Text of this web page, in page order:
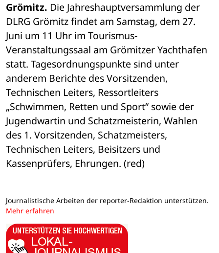
Grömitz. Die Jahreshauptversammlung der
DLRG Grömitz findet am Samstag, dem 27.
Juni um 11 Uhr im Tourismus-
Veranstaltungssaal am Grömitzer Yachthafen
statt. Tagesordnungspunkte sind unter
anderem Berichte des Vorsitzenden,
Technischen Leiters, Ressortleiters
„Schwimmen, Retten und Sport“ sowie der
Jugendwartin und Schatzmeisterin, Wahlen
des 1. Vorsitzenden, Schatzmeisters,
Technischen Leiters, Beisitzers und
Kassenprüfers, Ehrungen. (red)
Journalistische Arbeiten der reporter-Redaktion unterstützen.
Mehr erfahren